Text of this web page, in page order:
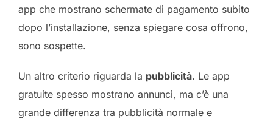
app che mostrano schermate di pagamento subito
dopo l’installazione, senza spiegare cosa offrono,
sono sospette.
Un altro criterio riguarda la pubblicità. Le app
gratuite spesso mostrano annunci, ma c’è una
grande differenza tra pubblicità normale e